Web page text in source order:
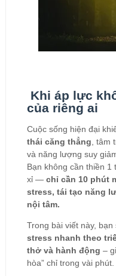
Khi áp lực
của riêng ai
Cuộc sống hiện đại
thái căng thẳng ,
và năng lượng suy
Bạn không cần thiền
xỉ — chỉ cần 10 phút
stress, tái tạo năng
nội tâm.
Trong bài viết này, bạn
stress nhanh theo
thở và hành động –
hòa” chỉ trong vài phút.